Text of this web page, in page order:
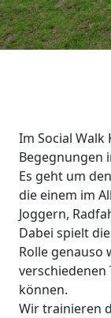
Im Social
Begegnungen
Es geht um
die einem im
Joggern,
Dabei spielt
Rolle genauso
können.
Wir trainieren